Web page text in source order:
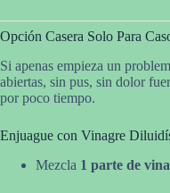
Opción Casera Solo Para
Si apenas empieza un
abiertas, sin pus, sin dolor
por poco tiempo.
Enjuague con Vinagre
Mezcla 1 parte de